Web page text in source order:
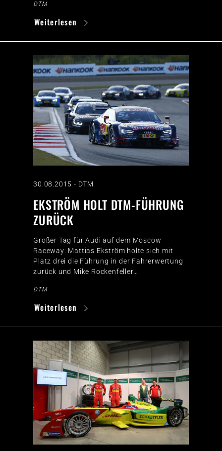
DTM
Weiterlesen
30.08.2015 - DTM
EKSTRÖM HOLT DTM-FÜHRUNG
ZURÜCK
Großer Tag für Audi auf dem Moscow
Raceway: Mattias Ekström holte sich mit
Platz drei die Führung in der Fahrerwertung
zurück und Mike Rockenfeller…
DTM
Weiterlesen